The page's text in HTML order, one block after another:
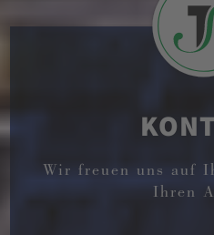
Wir freuen uns auf
Ihren